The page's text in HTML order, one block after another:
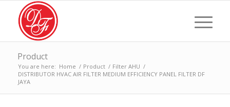
Product
You are here: Home / Product / Filter AHU /
DISTRIBUTOR HVAC AIR FILTER MEDIUM EFFICIENCY PANEL FILTER DF
JAYA